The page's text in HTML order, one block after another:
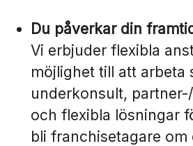
Du påverkar din
Vi erbjuder flexibla
möjlighet till att arbeta
underkonsult,
och flexibla lösningar
bli franchisetagare om